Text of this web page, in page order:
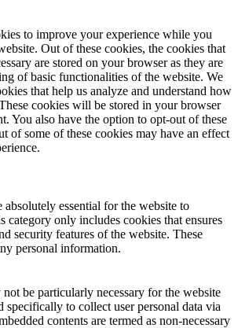
to improve your experience while you
Out of these cookies, the cookies that
are stored on your browser as they are
of basic functionalities of the website. We
that help us analyze and understand how
cookies will be stored in your browser
You also have the option to opt-out of these
of some of these cookies may have an effect
absolutely essential for the website to
category only includes cookies that ensures
security features of the website. These
personal information.
be particularly necessary for the website
specifically to collect user personal data via
contents are termed as non-necessary